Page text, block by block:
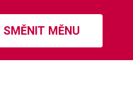
SMĚNIT MĚNU